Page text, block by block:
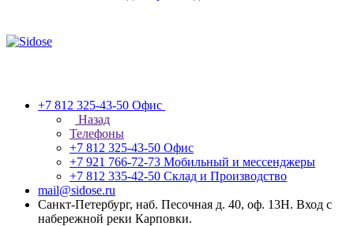
+7 812 325-43-50 Офис
Назад
Телефоны
+7 812 325-43-50 Офис
+7 921 766-72-73 Мобильный и мессенджеры
+7 812 335-42-50 Склад и Производство
mail@sidose.ru
Санкт-Петербург, наб. Песочная д. 40, оф. 13Н. Вход с
набережной реки Карповки.